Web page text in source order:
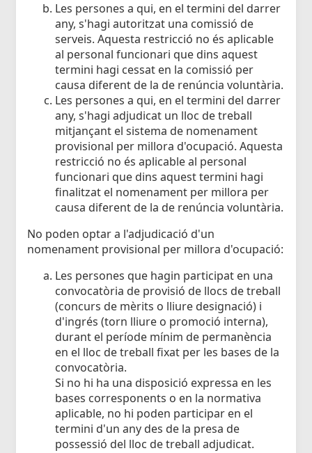
Les persones a qui, en el termini del darrer
any, s'hagi autoritzat una comissió de
serveis. Aquesta restricció no és aplicable
al personal funcionari que dins aquest
termini hagi cessat en la comissió per
causa diferent de la de renúncia voluntària.
Les persones a qui, en el termini del darrer
any, s'hagi adjudicat un lloc de treball
mitjançant el sistema de nomenament
provisional per millora d'ocupació. Aquesta
restricció no és aplicable al personal
funcionari que dins aquest termini hagi
finalitzat el nomenament per millora per
causa diferent de la de renúncia voluntària.
No poden optar a l'adjudicació d'un
nomenament provisional per millora d'ocupació:
Les persones que hagin participat en una
convocatòria de provisió de llocs de treball
(concurs de mèrits o lliure designació) i
d'ingrés (torn lliure o promoció interna),
durant el període mínim de permanència
en el lloc de treball fixat per les bases de la
convocatòria.
Si no hi ha una disposició expressa en les
bases corresponents o en la normativa
aplicable, no hi poden participar en el
termini d'un any des de la presa de
possessió del lloc de treball adjudicat.